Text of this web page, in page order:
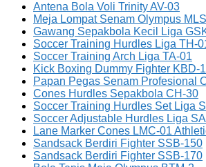
Antena Bola Voli Trinity AV-03
Meja Lompat Senam Olympus
Gawang Sepakbola Kecil Liga
Soccer Training Hurdles Liga TH-
Soccer Training Arch Liga TA-01
Kick Boxing Dummy Fighter KBD-
Papan Pegas Senam Profesional
Cones Hurdles Sepakbola CH-30
Soccer Training Hurdles Set Liga
Soccer Adjustable Hurdles Liga
Lane Marker Cones LMC-01
Sandsack Berdiri Fighter SSB-150
Sandsack Berdiri Fighter SSB-170